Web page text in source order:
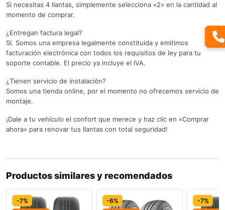
Si necesitas 4 llantas, simplemente selecciona «2» en la cantidad al
momento de comprar.
¿Entregan factura legal?
Sí. Somos una empresa legalmente constituida y emitimos
facturación electrónica con todos los requisitos de ley para tu
soporte contable. El precio ya incluye el IVA.
¿Tienen servicio de instalación?
Somos una tienda online, por el momento no ofrecemos servicio de
montaje.
¡Dale a tu vehículo el confort que merece y haz clic en «Comprar
ahora» para renovar tus llantas con total seguridad!
Productos similares y recomendados
-7% -6% -7%